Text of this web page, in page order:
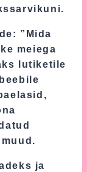
”Mida
meiega
lutiketile
ja